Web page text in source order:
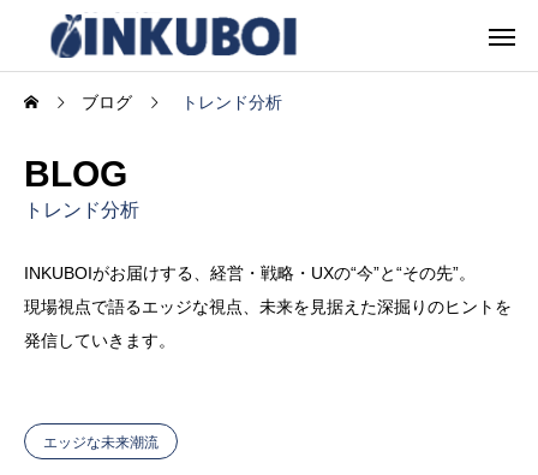
ブログ トレンド分析
BLOG
トレンド分析
INKUBOIがお届けする、経営・戦略・UXの“今”と“その先”。
現場視点で語るエッジな視点、未来を見据えた深掘りのヒントを
発信していきます。
エッジな未来潮流